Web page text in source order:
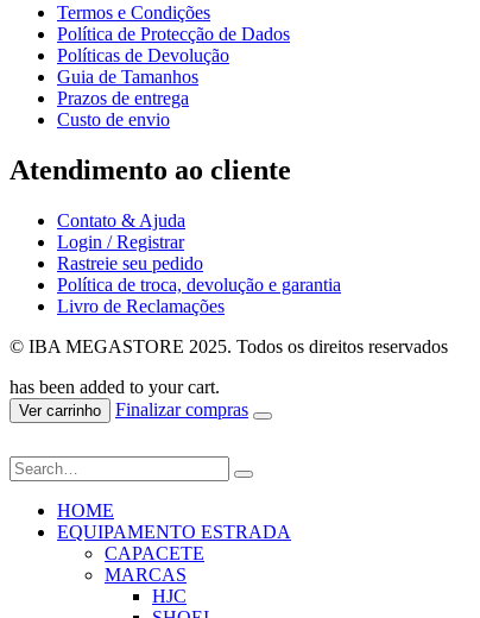
Termos e Condições
Política de Protecção de Dados
Políticas de Devolução
Guia de Tamanhos
Prazos de entrega
Custo de envio
Atendimento ao cliente
Contato & Ajuda
Login / Registrar
Rastreie seu pedido
Política de troca, devolução e garantia
Livro de Reclamações
© IBA MEGASTORE 2025. Todos os direitos reservados
has been added to your cart.
Ver carrinho Finalizar compras
HOME
EQUIPAMENTO ESTRADA
CAPACETE
MARCAS
HJC